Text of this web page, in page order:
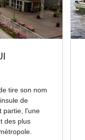
tire son nom
de
partie, l'une
des plus